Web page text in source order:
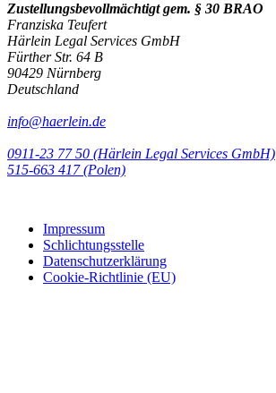
Zustellungsbevollmächtigt gem. § 30 BRAO
Franziska Teufert
Härlein Legal Services GmbH
Fürther Str. 64 B
90429 Nürnberg
Deutschland
info@haerlein.de
0911-23 77 50 (Härlein Legal Services GmbH)
‭515-663 417 (Polen)‬‬‬
Impressum
Schlichtungsstelle
Datenschutzerklärung
Cookie-Richtlinie (EU)